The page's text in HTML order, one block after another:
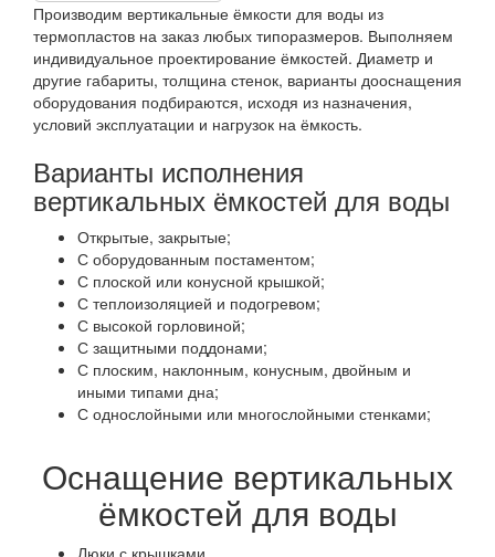
Производим вертикальные ёмкости для воды из
термопластов на заказ любых типоразмеров. Выполняем
индивидуальное проектирование ёмкостей. Диаметр и
другие габариты, толщина стенок, варианты дооснащения
оборудования подбираются, исходя из назначения,
условий эксплуатации и нагрузок на ёмкость.
Варианты исполнения
вертикальных ёмкостей для воды
Открытые, закрытые;
С оборудованным постаментом;
С плоской или конусной крышкой;
С теплоизоляцией и подогревом;
С высокой горловиной;
С защитными поддонами;
С плоским, наклонным, конусным, двойным и
иными типами дна;
С однослойными или многослойными стенками;
Оснащение вертикальных
ёмкостей для воды
Люки с крышками